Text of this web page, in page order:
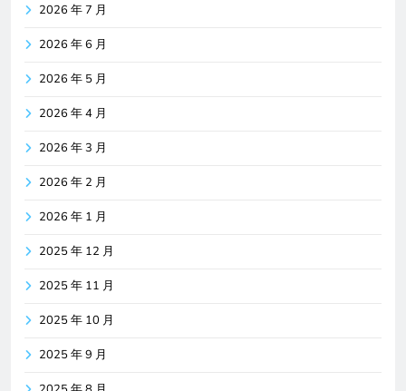
2026 年 7 月
2026 年 6 月
2026 年 5 月
2026 年 4 月
2026 年 3 月
2026 年 2 月
2026 年 1 月
2025 年 12 月
2025 年 11 月
2025 年 10 月
2025 年 9 月